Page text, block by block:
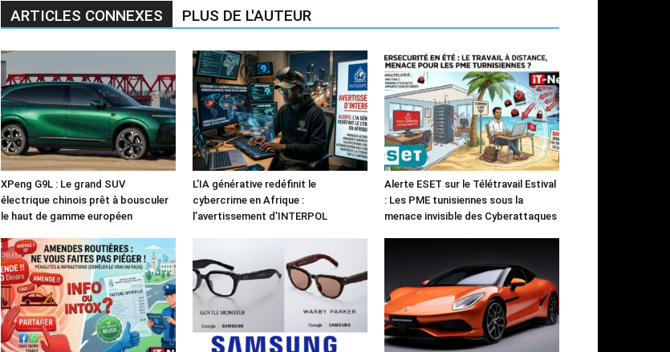
ARTICLES CONNEXES PLUS DE L'AUTEUR
XPeng G9L : Le grand SUV
électrique chinois prêt à bousculer
le haut de gamme européen
L’IA générative redéfinit le
cybercrime en Afrique :
l’avertissement d’INTERPOL
Alerte ESET sur le Télétravail Estival
: Les PME tunisiennes sous la
menace invisible des Cyberattaques